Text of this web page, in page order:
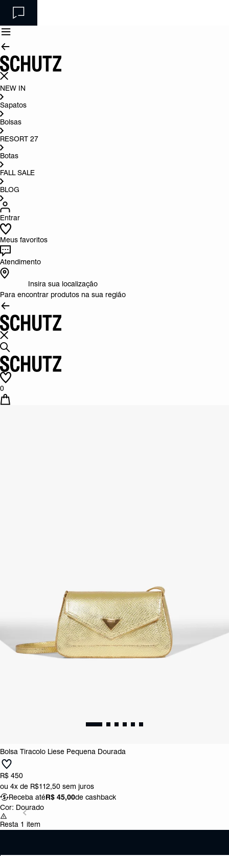
NEW IN
Sapatos
Bolsas
RESORT 27
Botas
FALL SALE
BLOG
Entrar
Meus favoritos
Atendimento
Insira sua localização
Para encontrar produtos na sua região
0
Bolsa Tiracolo Liese Pequena Dourada
R$ 450
ou 4x de R$112,50 sem juros
Receba atéR$ 45,00de cashback
Cor: Dourado
Resta 1 item